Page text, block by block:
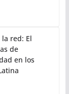
red: El
de
en los